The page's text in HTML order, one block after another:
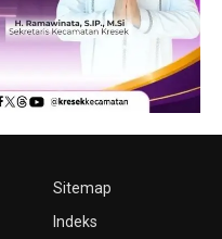
Sitemap
Indeks